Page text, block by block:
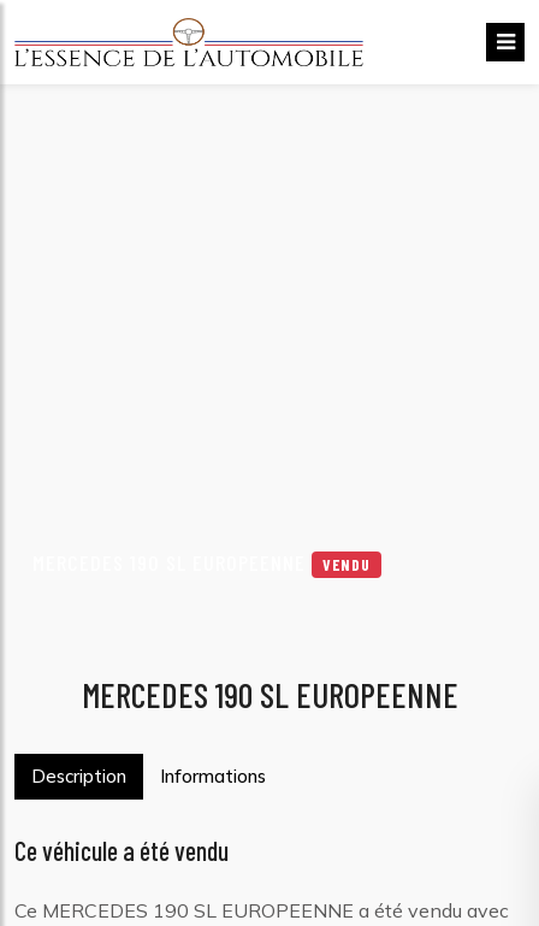
VENDU
MERCEDES 190 SL EUROPEENNE
Description Informations
Ce véhicule a été vendu
Ce MERCEDES 190 SL EUROPEENNE a été vendu avec